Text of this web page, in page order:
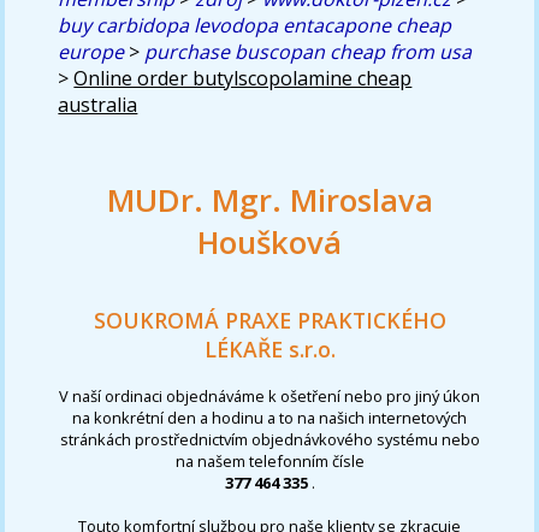
buy carbidopa levodopa entacapone cheap
europe> purchase buscopan cheap from usa
>Online order butylscopolamine cheap
australia
MUDr. Mgr. Miroslava
Houšková
SOUKROMÁ PRAXE PRAKTICKÉHO
LÉKAŘE s.r.o.
V naší ordinaci objednáváme k ošetření nebo pro jiný úkon
na konkrétní den a hodinu a to na našich internetových
stránkách prostřednictvím objednávkového systému nebo
na našem telefonním čísle
377 464 335 .
Touto komfortní službou pro naše klienty se zkracuje